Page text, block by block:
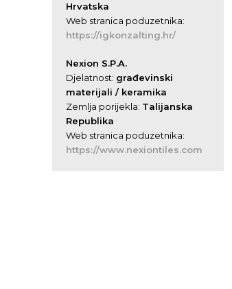
Hrvatska
Web stranica poduzetnika:
https://igkonzalting.hr/
Nexion S.P.A.
Djelatnost: građevinski
materijali / keramika
Zemlja porijekla: Talijanska
Republika
Web stranica poduzetnika:
https://www.nexiontiles.com